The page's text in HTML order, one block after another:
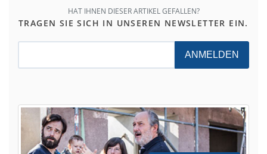
HAT IHNEN DIESER ARTIKEL GEFALLEN?
TRAGEN SIE SICH IN UNSEREN NEWSLETTER EIN.
ANMELDEN